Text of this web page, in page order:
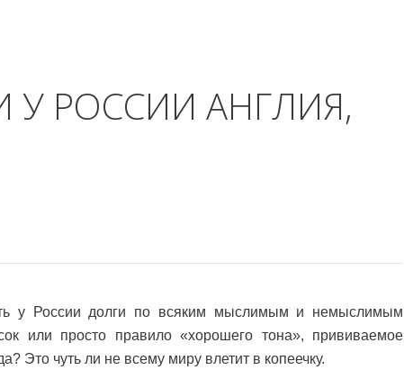
У РОССИИ АНГЛИЯ,
у России долги по всяким мыслимым и немыслимым
или просто правило «хорошего тона», прививаемое
Это чуть ли не всему миру влетит в копеечку.